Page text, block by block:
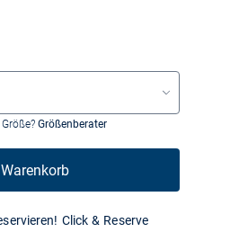
Größenberater
Click & Reserve